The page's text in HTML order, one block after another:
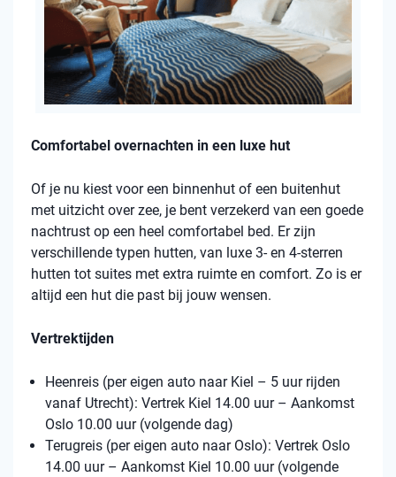
Comfortabel overnachten in een luxe hut
Of je nu kiest voor een binnenhut of een buitenhut
met uitzicht over zee, je bent verzekerd van een goede
nachtrust op een heel comfortabel bed. Er zijn
verschillende typen hutten, van luxe 3- en 4-sterren
hutten tot suites met extra ruimte en comfort. Zo is er
altijd een hut die past bij jouw wensen.
Vertrektijden
Heenreis (per eigen auto naar Kiel – 5 uur rijden
vanaf Utrecht): Vertrek Kiel 14.00 uur – Aankomst
Oslo 10.00 uur (volgende dag)
Terugreis (per eigen auto naar Oslo): Vertrek Oslo
14.00 uur – Aankomst Kiel 10.00 uur (volgende